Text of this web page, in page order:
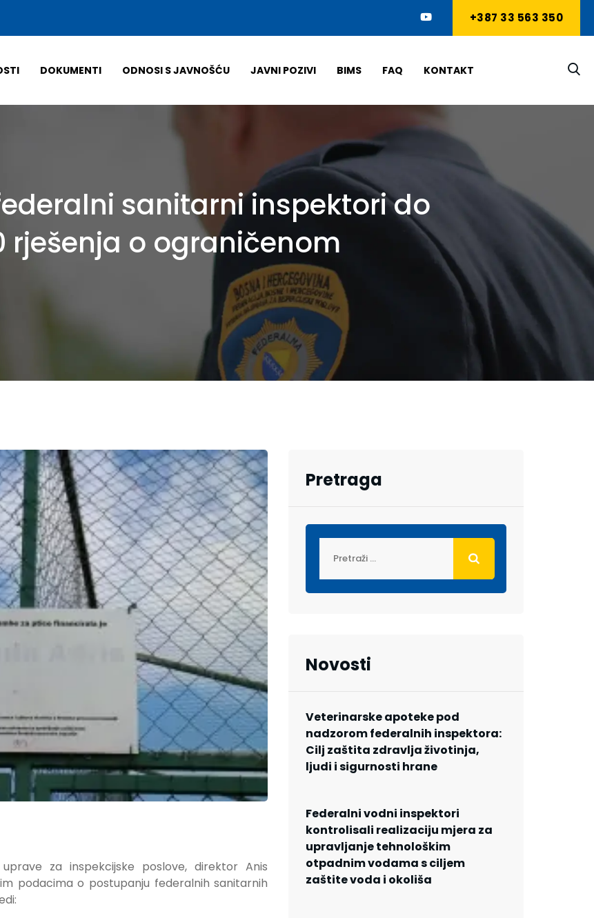
+387 33 563 350
DOKUMENTI ODNOSI S JAVNOŠĆU JAVNI POZIVI BIMS FAQ KONTAKT
sanitarni inspektori do
rješenja o ograničenom
za inspekcijske poslove, direktor Anis
podacima o postupanju federalnih sanitarnih
Pretraga
Novosti
Veterinarske apoteke pod
nadzorom federalnih inspektora:
Cilj zaštita zdravlja životinja,
ljudi i sigurnosti hrane
Federalni vodni inspektori
kontrolisali realizaciju mjera za
upravljanje tehnološkim
otpadnim vodama s ciljem
zaštite voda i okoliša